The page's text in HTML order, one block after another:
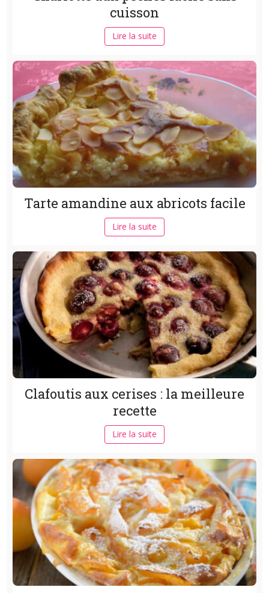
cuisson
Lire la suite
Tarte amandine aux abricots facile
Lire la suite
Clafoutis aux cerises : la meilleure
recette
Lire la suite